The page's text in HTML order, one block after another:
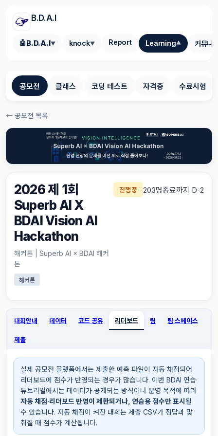
B.D.A.I
🤖B.D.A.I▼ knock▼ Report Learning▼ 커뮤니
공모전 클래스 코딩 테스트 자격증 수료시험
← 공모전 목록
2026 제 1회
Superb AI X
BDAI Vision AI
Hackathon
해커톤 | Superb AI × BDAI 해커
톤
해커톤
진행중 203명종료까지 D-2
대회안내 데이터 코드 공유 리더보드 팀 팀 스페이스
제출
실제 공모전 플랫폼에서는 제출한 예측 파일이 자동 채점되어
리더보드에 점수가 반영되는 경우가 많습니다. 이번 BDAI 연습·
튜토리얼에서는 데이터가 공개되는 방식이나 운영 목적에 따라
자동 채점·리더보드 반영이 제한되거나, 연습용 점수만 표시 될
수 있습니다. 자동 채점이 켜진 대회는 제출 CSV가 정답과 맞
춰질 때 점수가 계산됩니다.